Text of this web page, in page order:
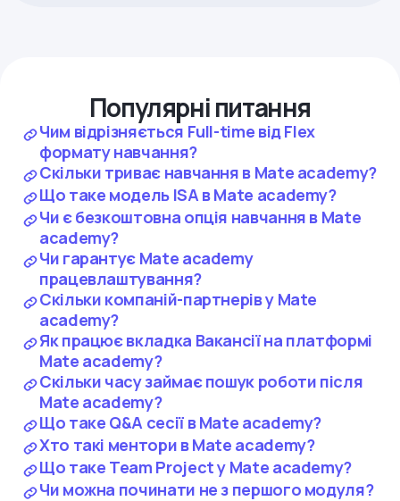
Популярні питання
Чим відрізняється Full-time від Flex
формату навчання?
Скільки триває навчання в Mate academy?
Що таке модель ISA в Mate academy?
Чи є безкоштовна опція навчання в Mate
academy?
Чи гарантує Mate academy
працевлаштування?
Скільки компаній-партнерів у Mate
academy?
Як працює вкладка Вакансії на платформі
Mate academy?
Скільки часу займає пошук роботи після
Mate academy?
Що таке Q&A сесії в Mate academy?
Хто такі ментори в Mate academy?
Що таке Team Project у Mate academy?
Чи можна починати не з першого модуля?